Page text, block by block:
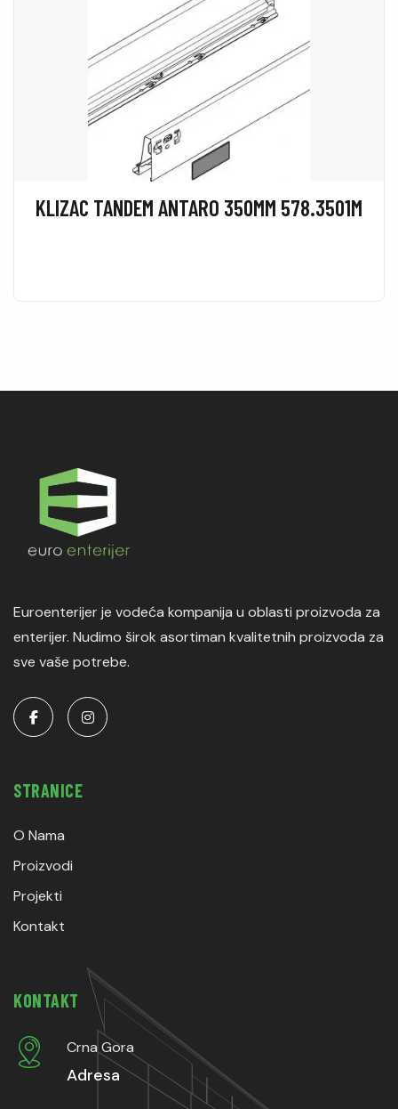
KLIZAC TANDEM ANTARO 350MM 578.3501M
Euroenterijer je vodeća kompanija u oblasti proizvoda za
enterijer. Nudimo širok asortiman kvalitetnih proizvoda za
sve vaše potrebe.
STRANICE
O Nama
Proizvodi
Projekti
Kontakt
KONTAKT
Crna Gora
Adresa